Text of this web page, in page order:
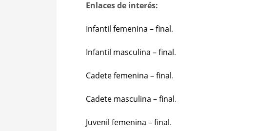
Enlaces de interés:
Infantil femenina – final.
Infantil masculina – final.
Cadete femenina – final.
Cadete masculina – final.
Juvenil femenina – fnal.